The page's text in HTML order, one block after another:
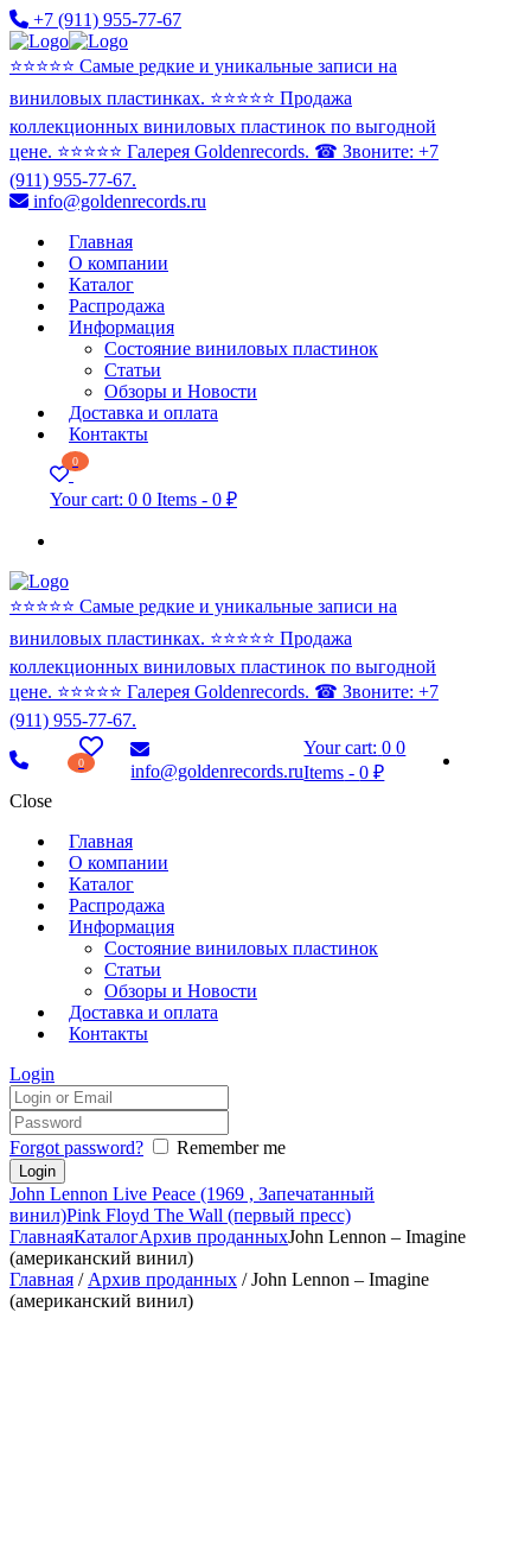
+7 (911) 955-77-67
⭐️⭐️⭐️⭐️⭐️ Самые редкие и уникальные записи на
виниловых пластинках. ⭐️⭐️⭐️⭐️⭐️ Продажа
коллекционных виниловых пластинок по выгодной
цене. ⭐️⭐️⭐️⭐️⭐️ Галерея Goldenrecords. ☎ Звоните: +7
(911) 955-77-67.
info@goldenrecords.ru
Главная
О компании
Каталог
Распродажа
Информация
Состояние виниловых пластинок
Статьи
Обзоры и Новости
Доставка и оплата
Контакты
0
Your cart: 0 0 Items - 0 ₽
⭐️⭐️⭐️⭐️⭐️ Самые редкие и уникальные записи на
виниловых пластинках. ⭐️⭐️⭐️⭐️⭐️ Продажа
коллекционных виниловых пластинок по выгодной
цене. ⭐️⭐️⭐️⭐️⭐️ Галерея Goldenrecords. ☎ Звоните: +7
(911) 955-77-67.
0 info@goldenrecords.ru
Your cart: 00
Items -0 ₽
Close
Главная
О компании
Каталог
Распродажа
Информация
Состояние виниловых пластинок
Статьи
Обзоры и Новости
Доставка и оплата
Контакты
Login
Forgot password? Remember me
John Lennon Live Peace (1969 , Запечатанный
винил)Pink Floyd The Wall (первый пресс)
ГлавнаяКаталогАрхив проданныхJohn Lennon – Imagine
(американский винил)
Главная / Архив проданных / John Lennon – Imagine
(американский винил)